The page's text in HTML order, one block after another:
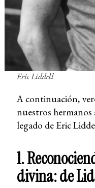
Eric Liddell
A continuación,
nuestros
legado de Eric
1.
divina: de